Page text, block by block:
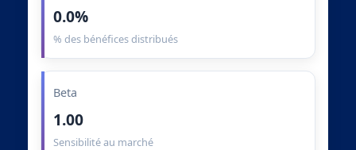
0.0%
% des bénéfices distribués
Beta
1.00
Sensibilité au marché